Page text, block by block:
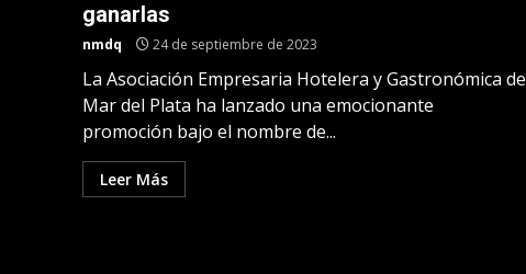
ganarlas
nmdq 24 de septiembre de 2023
La Asociación Empresaria Hotelera y Gastronómica de
Mar del Plata ha lanzado una emocionante
promoción bajo el nombre de...
Leer Más